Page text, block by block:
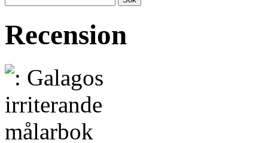
Recension